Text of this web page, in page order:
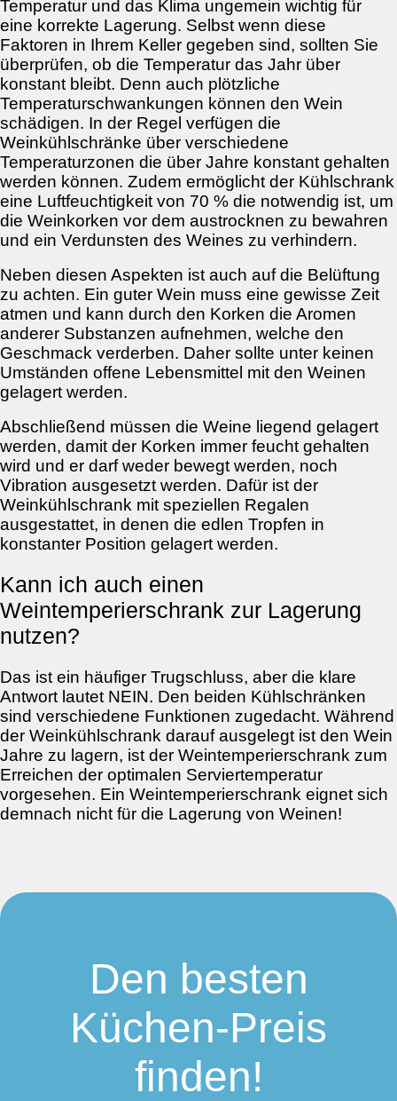
Temperatur und das Klima ungemein wichtig für
eine korrekte Lagerung. Selbst wenn diese
Faktoren in Ihrem Keller gegeben sind, sollten Sie
überprüfen, ob die Temperatur das Jahr über
konstant bleibt. Denn auch plötzliche
Temperaturschwankungen können den Wein
schädigen. In der Regel verfügen die
Weinkühlschränke über verschiedene
Temperaturzonen die über Jahre konstant gehalten
werden können. Zudem ermöglicht der Kühlschrank
eine Luftfeuchtigkeit von 70 % die notwendig ist, um
die Weinkorken vor dem austrocknen zu bewahren
und ein Verdunsten des Weines zu verhindern.
Neben diesen Aspekten ist auch auf die Belüftung
zu achten. Ein guter Wein muss eine gewisse Zeit
atmen und kann durch den Korken die Aromen
anderer Substanzen aufnehmen, welche den
Geschmack verderben. Daher sollte unter keinen
Umständen offene Lebensmittel mit den Weinen
gelagert werden.
Abschließend müssen die Weine liegend gelagert
werden, damit der Korken immer feucht gehalten
wird und er darf weder bewegt werden, noch
Vibration ausgesetzt werden. Dafür ist der
Weinkühlschrank mit speziellen Regalen
ausgestattet, in denen die edlen Tropfen in
konstanter Position gelagert werden.
Kann ich auch einen
Weintemperierschrank zur Lagerung
nutzen?
Das ist ein häufiger Trugschluss, aber die klare
Antwort lautet NEIN. Den beiden Kühlschränken
sind verschiedene Funktionen zugedacht. Während
der Weinkühlschrank darauf ausgelegt ist den Wein
Jahre zu lagern, ist der Weintemperierschrank zum
Erreichen der optimalen Serviertemperatur
vorgesehen. Ein Weintemperierschrank eignet sich
demnach nicht für die Lagerung von Weinen!
Den besten
Küchen-Preis
finden!